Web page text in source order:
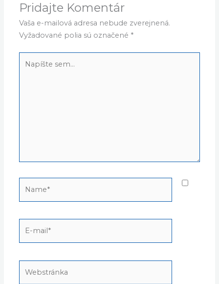
Pridajte Komentár
Vaša e-mailová adresa nebude zverejnená.
Vyžadované polia sú označené *
sem...